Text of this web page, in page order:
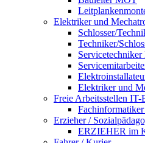
Elektriker und
Schlosser/
Techniker/
Elektriker und
Freie Arbeitsstellen IT-
Erzieher /
ERZIEHER im